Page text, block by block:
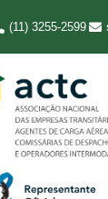
(11) 3255-2599